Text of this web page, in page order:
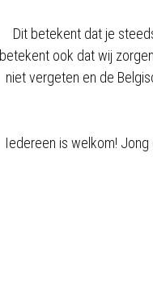
Dit betekent dat je
betekent ook dat wij
niet vergeten en de
Iedereen is welkom!